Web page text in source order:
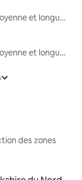
Locations moyenne et longue durée
Locations moyenne et longue durée
des zones